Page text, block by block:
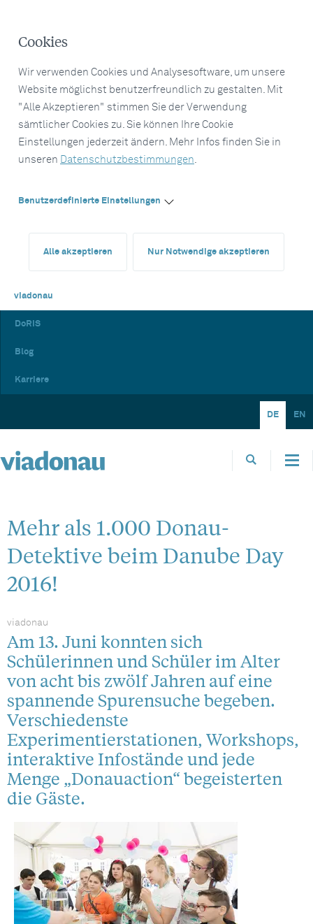
Cookies
Wir verwenden Cookies und Analysesoftware, um unsere
Website möglichst benutzerfreundlich zu gestalten. Mit
"Alle Akzeptieren" stimmen Sie der Verwendung
sämtlicher Cookies zu. Sie können Ihre Cookie
Einstellungen jederzeit ändern. Mehr Infos finden Sie in
unseren Datenschutzbestimmungen.
Benutzerdefinierte Einstellungen
Alle akzeptieren Nur Notwendige akzeptieren
viadonau
DoRIS
Blog
Karriere
DE EN
Mehr als 1.000 Donau-
Detektive beim Danube Day
2016!
viadonau
Am 13. Juni konnten sich
Schülerinnen und Schüler im Alter
von acht bis zwölf Jahren auf eine
spannende Spurensuche begeben.
Verschiedenste
Experimentierstationen, Workshops,
interaktive Infostände und jede
Menge „Donauaction“ begeisterten
die Gäste.